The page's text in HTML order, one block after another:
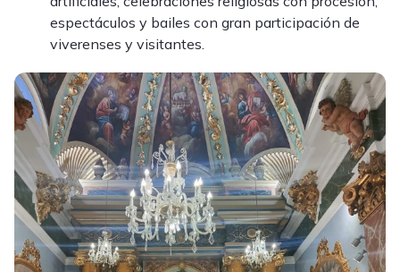
espectáculos y bailes con gran participación de
viverenses y visitantes.